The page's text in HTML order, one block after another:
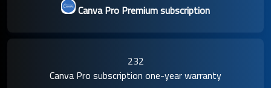
Canva Pro Premium subscription
232
Canva Pro subscription one-year warranty